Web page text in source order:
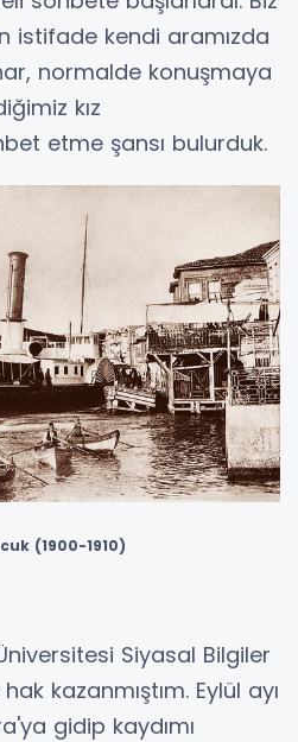
istifade kendi aramızda
normalde konuşmaya
kız
etme şansı bulurduk.
(1900-1910)
Siyasal Bilgiler
kazanmıştım. Eylül ayı
gidip kaydımı